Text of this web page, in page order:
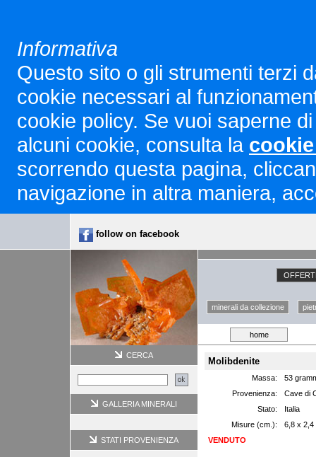
Informativa
Questo sito o gli strumenti terzi
cookie necessari al
cookie policy. Se vuoi saperne
alcuni cookie, consulta la
scorrendo questa pagina,
navigazione in altra maniera,
follow on facebook
minerali da collezione
home
CERCA
GALLERIA MINERALI
STATI PROVENIENZA
Molibdenite
Massa:
53
Provenienza:
Cave di
Stato:
Italia
Misure (cm.):
6,8 x 2,4
VENDUTO